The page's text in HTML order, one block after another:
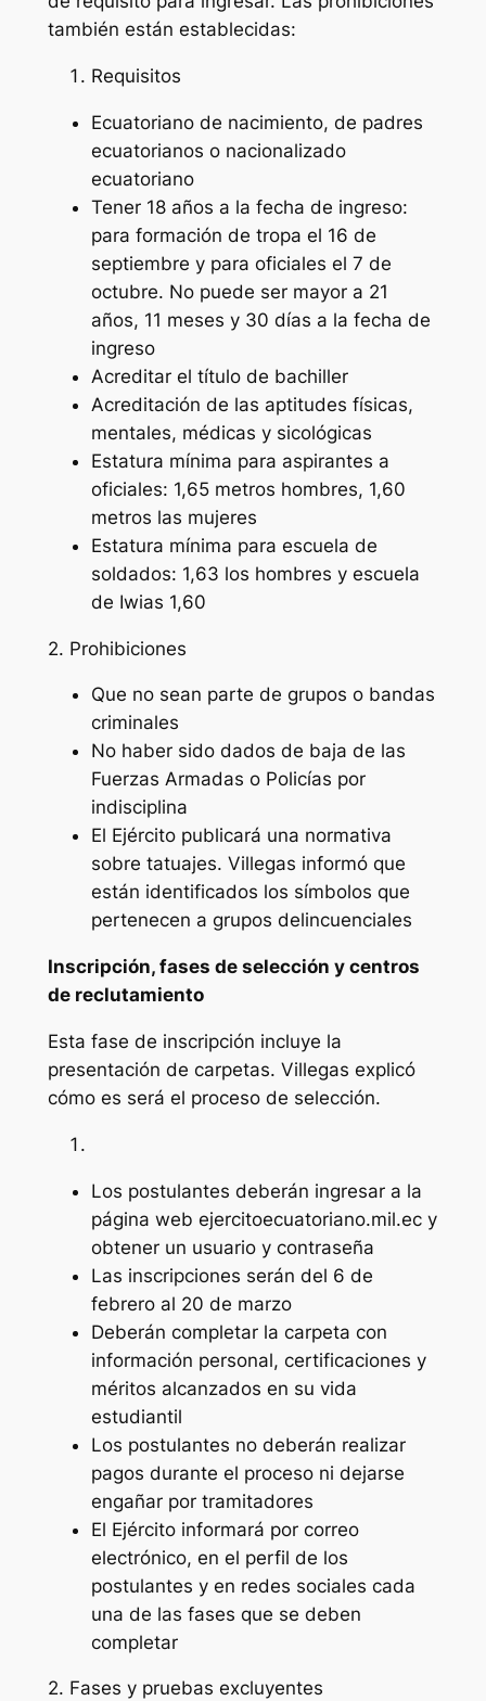
también están establecidas:
Requisitos
Ecuatoriano de nacimiento, de padres
ecuatorianos o nacionalizado
ecuatoriano
Tener 18 años a la fecha de ingreso:
para formación de tropa el 16 de
septiembre y para oficiales el 7 de
octubre. No puede ser mayor a 21
años, 11 meses y 30 días a la fecha de
ingreso
Acreditar el título de bachiller
Acreditación de las aptitudes físicas,
mentales, médicas y sicológicas
Estatura mínima para aspirantes a
oficiales: 1,65 metros hombres, 1,60
metros las mujeres
Estatura mínima para escuela de
soldados: 1,63 los hombres y escuela
de Iwias 1,60
2. Prohibiciones
Que no sean parte de grupos o bandas
criminales
No haber sido dados de baja de las
Fuerzas Armadas o Policías por
indisciplina
El Ejército publicará una normativa
sobre tatuajes. Villegas informó que
están identificados los símbolos que
pertenecen a grupos delincuenciales
Inscripción, fases de selección y centros
de reclutamiento
Esta fase de inscripción incluye la
presentación de carpetas. Villegas explicó
cómo es será el proceso de selección.
Los postulantes deberán ingresar a la
página web ejercitoecuatoriano.mil.ec y
obtener un usuario y contraseña
Las inscripciones serán del 6 de
febrero al 20 de marzo
Deberán completar la carpeta con
información personal, certificaciones y
méritos alcanzados en su vida
estudiantil
Los postulantes no deberán realizar
pagos durante el proceso ni dejarse
engañar por tramitadores
El Ejército informará por correo
electrónico, en el perfil de los
postulantes y en redes sociales cada
una de las fases que se deben
completar
2. Fases y pruebas excluyentes